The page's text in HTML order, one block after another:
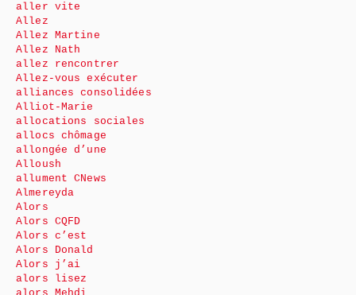
aller vite
Allez
Allez Martine
Allez Nath
allez rencontrer
Allez-vous exécuter
alliances consolidées
Alliot-Marie
allocations sociales
allocs chômage
allongée d’une
Alloush
allument CNews
Almereyda
Alors
Alors CQFD
Alors c’est
Alors Donald
Alors j’ai
alors lisez